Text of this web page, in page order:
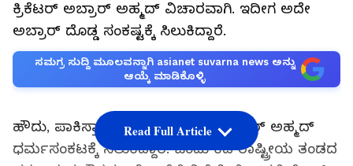
ಕ್ರಿಕೆಟರ್ ಅಬ್ರಾರ್ ಅಹ್ಮದ್ ವಿಚಾರವಾಗಿ. ಇದೀಗ ಅದೇ
ಅಬ್ರಾರ್ ದೊಡ್ಡ ಸಂಕಷ್ಟಕ್ಕೆ ಸಿಲುಕಿದ್ದಾರೆ.
ಸಮಗ್ರ ಸುದ್ದಿ ಮೂಲವನ್ನಾಗಿ asianet suvarna news ಅನ್ನು
ಆಯ್ಕೆ ಮಾಡಿಕೊಳ್ಳಿ
ಹೌದು, ಪಾಕಿಸ್ತಾನದ ‘ಮಿಸ್ಟರಿ ಸ್ಪಿನ್ನರ್’ ಅಬ್ರಾರ್ ಅಹ್ಮದ್
ಧರ್ಮಸಂಕಟಕ್ಕೆ ಸಿಲುಕಿದ್ದಾರೆ. ಒಂದು ಕಡೆ ರಾಷ್ಟ್ರೀಯ ತಂಡದ
Read Full Article